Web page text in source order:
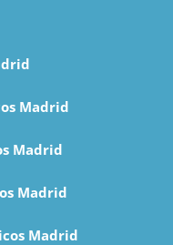
Madrid
Madrid
Madrid
Madrid